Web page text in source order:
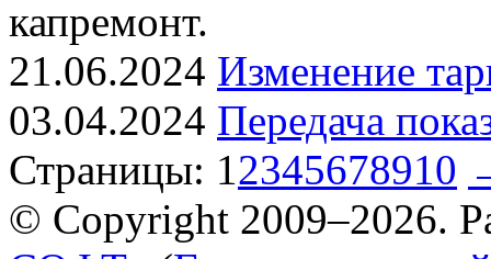
капремонт.
21.06.2024 Изменение
03.04.2024 Передача
Страницы: 12345678910
© Copyright 2009–2026.